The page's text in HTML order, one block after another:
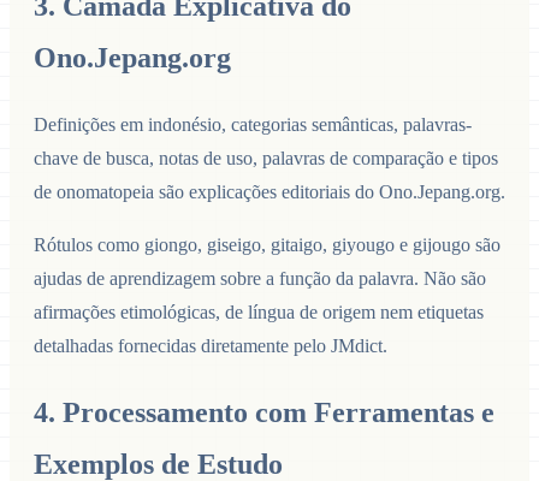
Ono.Jepang.org
Definições em indonésio, categorias semânticas, palavras-
chave de busca, notas de uso, palavras de comparação e tipos
de onomatopeia são explicações editoriais do Ono.Jepang.org.
Rótulos como giongo, giseigo, gitaigo, giyougo e gijougo são
ajudas de aprendizagem sobre a função da palavra. Não são
afirmações etimológicas, de língua de origem nem etiquetas
detalhadas fornecidas diretamente pelo JMdict.
4. Processamento com Ferramentas e
Exemplos de Estudo